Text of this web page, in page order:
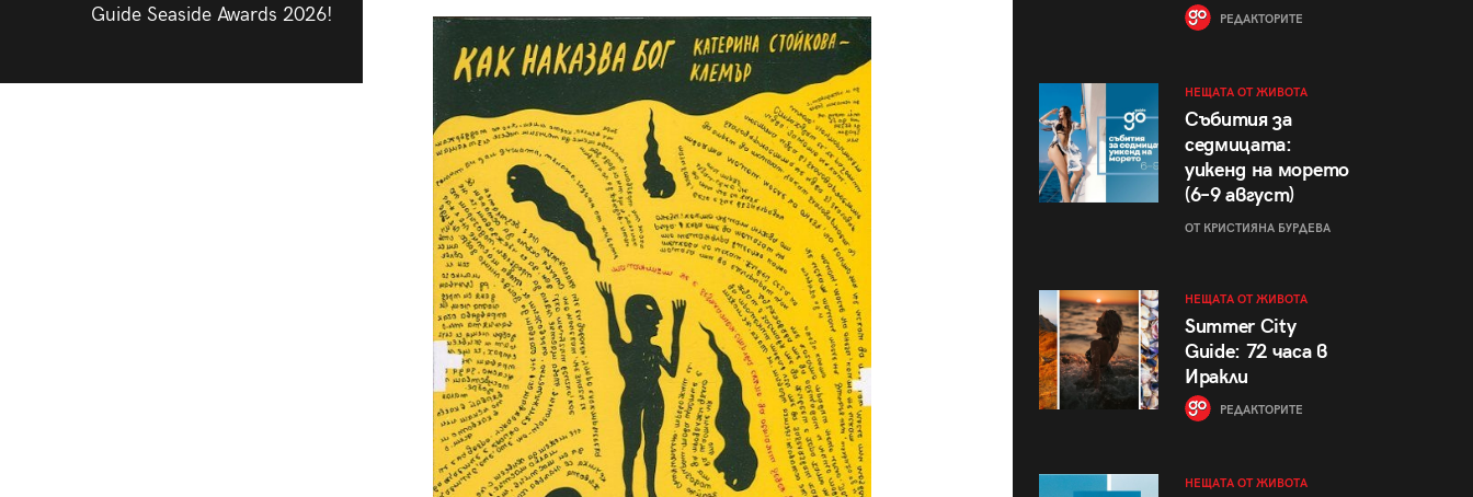
Guide Seaside Awards 2026!
РЕДАКТОРИТЕ
НЕЩАТА ОТ ЖИВОТА
Събития за
седмицата:
уикенд на морето
(6–9 август)
ОТ КРИСТИЯНА БУРДЕВА
НЕЩАТА ОТ ЖИВОТА
Summer City
Guide: 72 часа в
Иракли
РЕДАКТОРИТЕ
НЕЩАТА ОТ ЖИВОТА